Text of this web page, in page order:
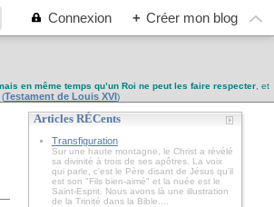
Connexion + Créer mon blog
en même temps qu’un Roi ne peut les faire respecter, et
(Testament de Louis XVI)
Articles RÉCents
Transfiguration
Sur une haute montagne, le Christ a révélé
sa divinité à trois de ses apôtres. La voix
qui parle, c'est le Père disant de Jésus qu'il
est son "Fils bien-aimé" et la nuée est le
Saint-Esprit. Nous avons là une illustration
de la Trinité dans la Bible....